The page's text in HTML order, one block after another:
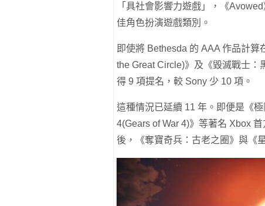
「具社會影響力遊戲」，《
佳角色扮演遊戲類別。
即使將 Bethesda 的 AAA 作品計
the Great Circle)》及《毀滅戰士：
得 9 項提名，較 Sony 少 10 項。
這種情況已延續 11 年。即便是《
4(Gears of War 4)》等著名 Xbox
後，《奪寶奇兵：古老之圈》與《